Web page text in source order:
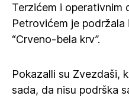
Terzićem i operativnim
Petrovićem je
“Crveno-bela krv”.
Pokazalli su Zvezdaši,
sada, da nisu podrška